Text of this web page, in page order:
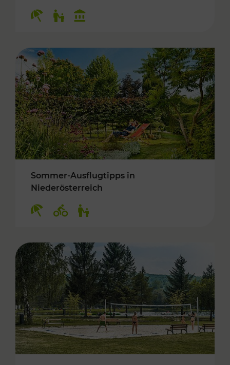
Sommer-Ausflugtipps in
Niederösterreich